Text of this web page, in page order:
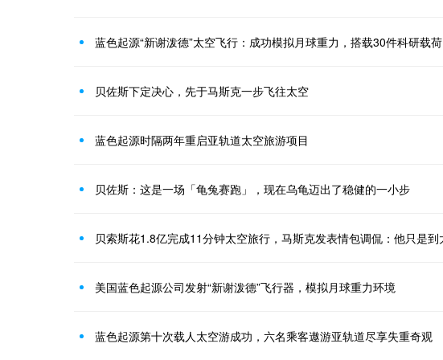
蓝色起源“新谢泼德”太空飞行：成功模拟月球重力，搭载30件科研载荷
贝佐斯下定决心，先于马斯克一步飞往太空
蓝色起源时隔两年重启亚轨道太空旅游项目
贝佐斯：这是一场「龟兔赛跑」，现在乌龟迈出了稳健的一小步
美国蓝色起源公司发射“新谢泼德”飞行器，模拟月球重力环境
蓝色起源第十次载人太空游成功，六名乘客遨游亚轨道尽享失重奇观